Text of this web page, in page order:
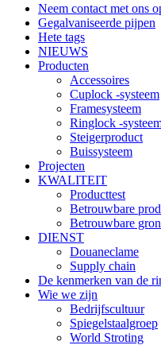
Neem contact met ons
Gegalvaniseerde pijpen
Hete tags
NIEUWS
Producten
Accessoires
Cuplock -systeem
Framesysteem
Ringlock -
Steigerproduct
Buissysteem
Projecten
KWALITEIT
Producttest
Betrouwbare
Betrouwbare
DIENST
Douaneclame
Supply chain
De kenmerken van de
Wie we zijn
Bedrijfscultuur
Spiegelstaalgroep
World Stroting